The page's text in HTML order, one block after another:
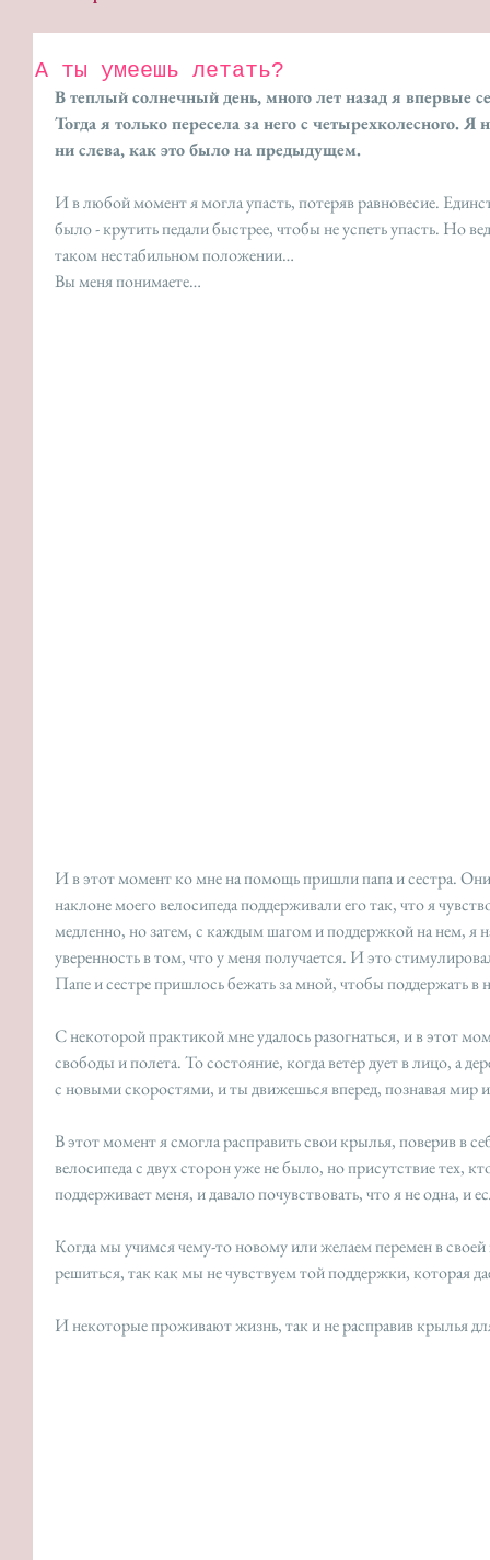
А ты умеешь летать?
В теплый солнечный день, много лет назад я впервые
Тогда я только пересела за него с четырехколесного.
ни слева, как это было на предыдущем.
И в любой момент я могла упасть, потеряв равновесие.
было - крутить педали быстрее, чтобы не успеть упасть. Но
таком нестабильном положении…
Вы меня понимаете…
И в этот момент ко мне на помощь пришли папа и сестра.
наклоне моего велосипеда поддерживали его так, что я
медленно, но затем, с каждым шагом и поддержкой на нем, я
уверенность в том, что у меня получается. И это
Папе и сестре пришлось бежать за мной, чтобы поддержать
С некоторой практикой мне удалось разогнаться, и в этот
свободы и полета. То состояние, когда ветер дует в лицо, а
с новыми скоростями, и ты движешься вперед, познавая мир
В этот момент я смогла расправить свои крылья, поверив в
велосипеда с двух сторон уже не было, но присутствие тех,
поддерживает меня, и давало почувствовать, что я не одна, и
Когда мы учимся чему-то новому или желаем перемен в
решиться, так как мы не чувствуем той поддержки, которая
И некоторые проживают жизнь, так и не расправив крылья